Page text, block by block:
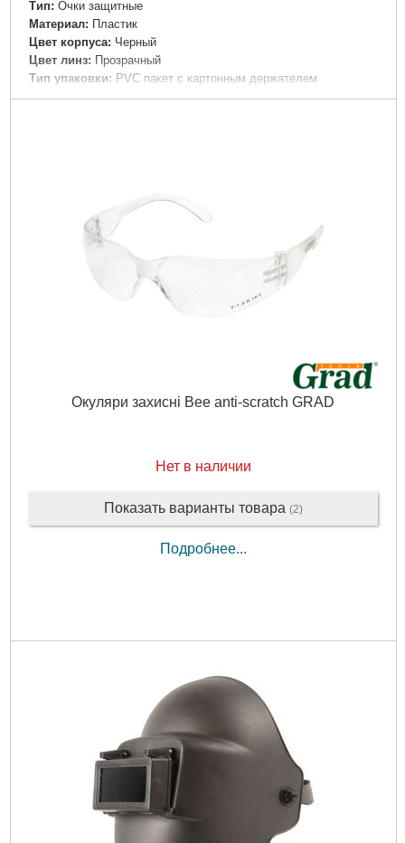
Тип: Очки защитные
Материал: Пластик
Цвет корпуса: Черный
Цвет линз: Прозрачный
Тип упаковки: PVC пакет с картонным держателем
Габариты упаковки: 155x50x50 мм
Окуляри захисні Bee anti-scratch GRAD
Нет в наличии
Показать варианты товара (2)
Подробнее...